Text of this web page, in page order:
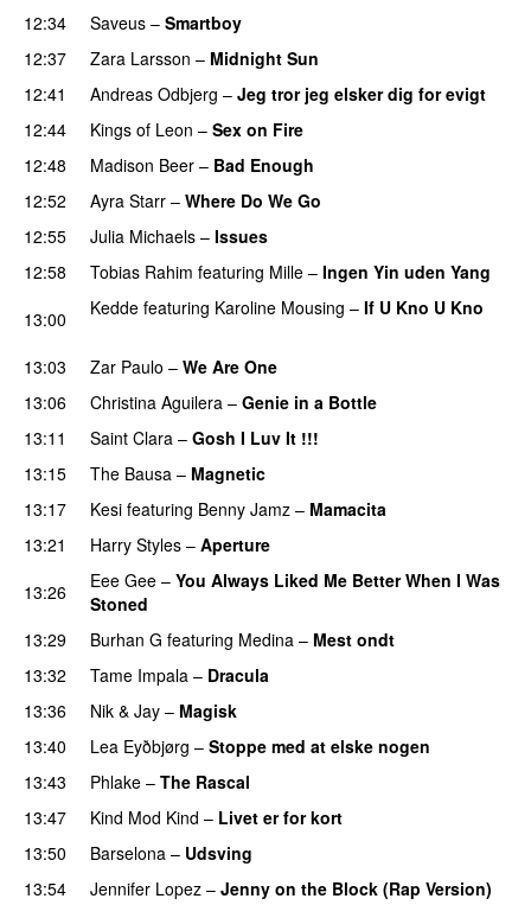
12:34
Saveus – Smartboy
12:37
Zara Larsson – Midnight Sun
12:41
Andreas Odbjerg – Jeg tror jeg elsker dig for evigt
12:44
Kings of Leon – Sex on Fire
12:48 Madison Beer – Bad Enough
12:52
Ayra Starr – Where Do We Go
12:55 Julia Michaels – Issues
12:58
Tobias Rahim featuring Mille – Ingen Yin uden Yang
13:00
Kedde featuring Karoline Mousing – If U Kno U Kno
13:03 Zar Paulo – We Are One
13:06 Christina Aguilera – Genie in a Bottle
13:11
Saint Clara – Gosh I Luv It !!!
13:15
The Bausa – Magnetic
13:17 Kesi featuring Benny Jamz – Mamacita
13:21 Harry Styles – Aperture
13:26 Eee Gee – You Always Liked Me Better When I Was
Stoned
13:29
Burhan G featuring Medina – Mest ondt
13:32
Tame Impala – Dracula
13:36 Nik & Jay – Magisk
13:40
Lea Eyðbjørg – Stoppe med at elske nogen
13:43 Phlake – The Rascal
13:47
Kind Mod Kind – Livet er for kort
13:50
Barselona – Udsving
13:54 Jennifer Lopez – Jenny on the Block (Rap Version)